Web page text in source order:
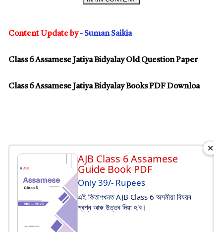
Content Update by- Suman Saikia
Class 6 Assamese Jatiya Bidyalay Old Question Paper
Class 6 Assamese Jatiya Bidyalay Books PDF Downloa
AJB Class 6 Assamese
Guide Book PDF
Only 39/- Rupees
এই কিতাপখনত AJB Class 6 অসমীয়া বিষয়ৰ
প্ৰশ্ন আৰু উত্তৰ দিয়া হ'ব।
✕